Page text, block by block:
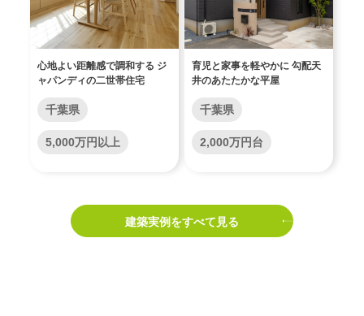
心地よい距離感で調和する ジ
ャパンディの二世帯住宅
千葉県
5,000万円以上
育児と家事を軽やかに 勾配天
井のあたたかな平屋
千葉県
2,000万円台
建築実例をすべて見る